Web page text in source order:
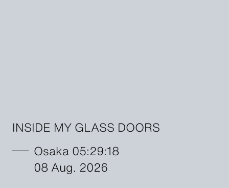
INSIDE MY GLASS DOORS
Osaka 05:29:20
08 Aug. 2026